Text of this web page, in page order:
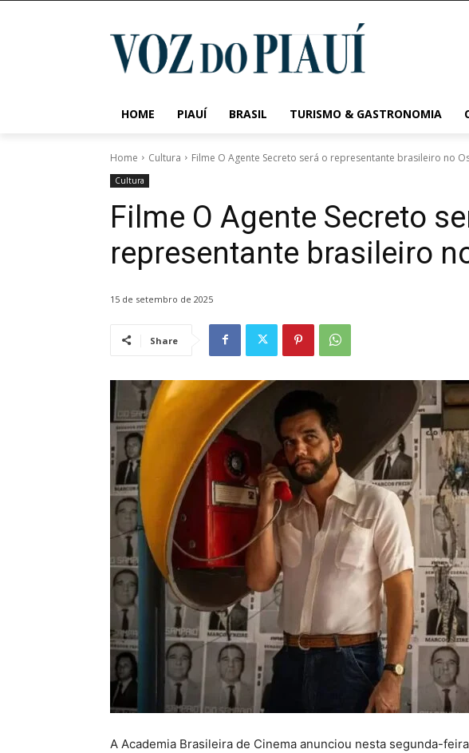
HOME PIAUÍ BRASIL TURISMO & GASTRONOMIA
Home Cultura Filme O Agente Secreto será o representante brasileiro no
Cultura
Filme O Agente Secreto
representante brasileiro
15 de setembro de 2025
Share
A Academia Brasileira de Cinema anunciou nesta segunda-